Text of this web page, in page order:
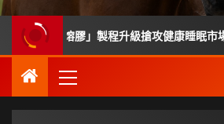
熔膠」製程升級搶攻健康睡眠市場